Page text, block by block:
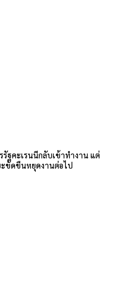
ฐคะเรนนีกลับเข้าทำงาน แต่
ะขัดขืนหยุดงานต่อไป